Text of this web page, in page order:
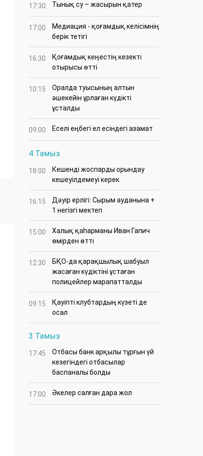
17:30 Тынық су – жасырын қатер
17:00
Медиация - қоғамдық келісімнің
берік тетігі
16:30
Қоғамдық кеңестің кезекті
отырысы өтті
10:15
Оралда туысының алтын
әшекейін ұрлаған күдікті
ұсталды
09:00 Еселі еңбегі ел есіндегі азамат
4 Тамыз
18:00
Кешенді жоспарды орындау
кешеуілдемеуі керек
16:15
Дәуір ерлігі: Сырым ауданына +
1 негізгі мектеп
15:00
Халық қаһарманы Иван Гапич
өмірден өтті
12:30
БҚО-да қарақшылық шабуыл
жасаған күдіктіні ұстаған
полицейлер марапатталды
09:15
Қауіпті клубтардың күзеті де
осал
3 Тамыз
17:45
Отбасы банк арқылы тұрғын үй
кезегіндегі отбасылар
баспаналы болды
17:00 Әкелер салған дара жол